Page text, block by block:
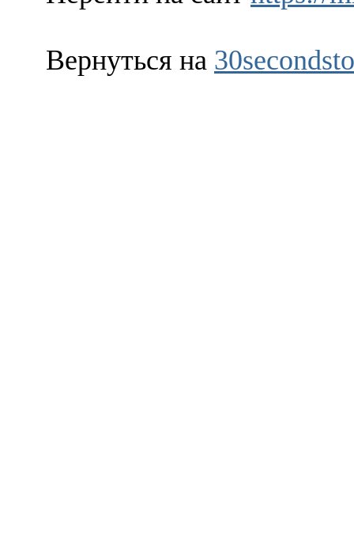
Вернуться на